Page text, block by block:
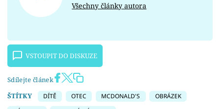
Všechny články autora
VSTOUPIT DO DISKUZE
Sdílejte článek
ŠTÍTKY
DÍTĚ OTEC MCDONALD'S
OBRÁZEK